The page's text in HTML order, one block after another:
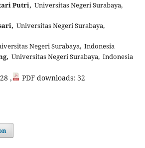
Putri, Universitas Negeri Surabaya,
Universitas Negeri Surabaya,
Negeri Surabaya, Indonesia
Universitas Negeri Surabaya, Indonesia
, PDF downloads: 32